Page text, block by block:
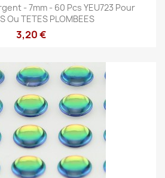
- 7mm - 60 Pcs YEU723 Pour
Ou TETES PLOMBEES
3,20 €